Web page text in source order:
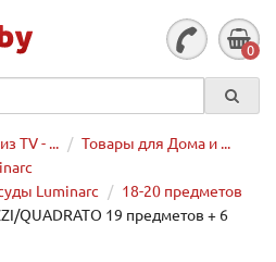
0
TV - ...
Товары для Дома и ...
Luminarc
18-20 предметов
QUADRATO 19 предметов + 6